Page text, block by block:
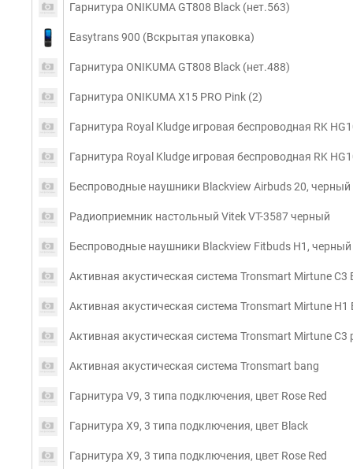
Гарнитура ONIKUMA GT808 Black (нет.563)
Easytrans 900 (Вскрытая упаковка)
Гарнитура ONIKUMA GT808 Black (нет.488)
Гарнитура ONIKUMA X15 PRO Pink (2)
Гарнитура Royal Kludge игровая беспроводная RK
Гарнитура Royal Kludge игровая беспроводная RK
Беспроводные наушники Blackview Airbuds 20, черный
Радиоприемник настольный Vitek VT-3587 черный
Беспроводные наушники Blackview Fitbuds H1, черный
Активная акустическая система Tronsmart Mirtune C3
Активная акустическая система Tronsmart Mirtune H1
Активная акустическая система Tronsmart Mirtune C3
Активная акустическая система Tronsmart bang
Гарнитура V9, 3 типа подключения, цвет Rose Red
Гарнитура X9, 3 типа подключения, цвет Black
Гарнитура X9, 3 типа подключения, цвет Rose Red